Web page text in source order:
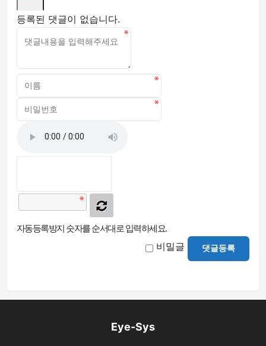
등록된 댓글이 없습니다.
자동등록방지 숫자를 순서대로 입력하세요.
비밀글 댓글등록
Eye-Sys